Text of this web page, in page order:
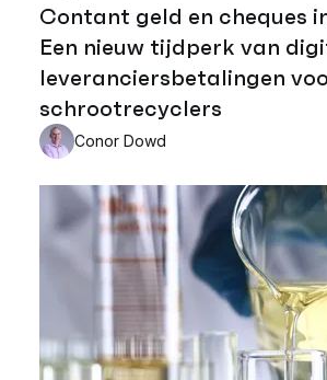
Contant geld en cheques
Een nieuw tijdperk van
leveranciersbetalingen
schrootrecyclers
Conor Dowd